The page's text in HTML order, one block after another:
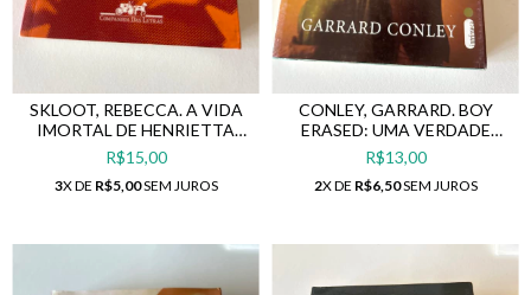
SKLOOT, REBECCA. A VIDA
IMORTAL DE HENRIETTA
LACKS
R$15,00
3X DE R$5,00SEM JUROS
CONLEY, GARRARD. BOY
ERASED: UMA VERDADE
ANULADA
R$13,00
2X DE R$6,50SEM JUROS